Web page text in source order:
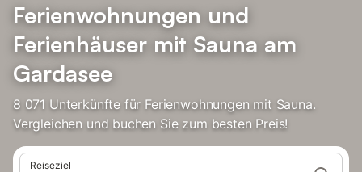
Ferienwohnungen und
Ferienhäuser mit Sauna am
Gardasee
8 071 Unterkünfte für Ferienwohnungen mit Sauna.
Vergleichen und buchen Sie zum besten Preis!
Reiseziel